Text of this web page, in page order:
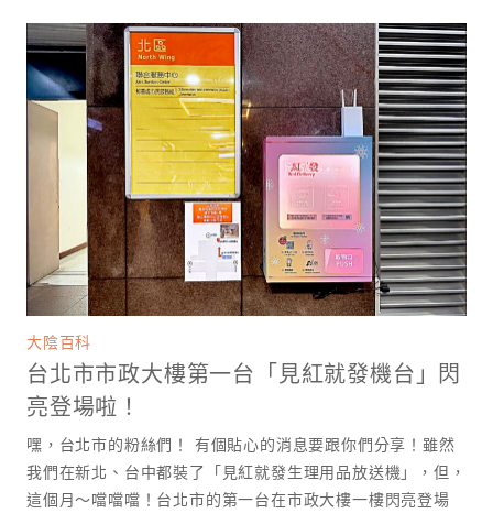
大陰百科
台北市市政大樓第一台「見紅就發機台」閃
亮登場啦！
嘿，台北市的粉絲們！ 有個貼心的消息要跟你們分享！雖然
我們在新北、台中都裝了「見紅就發生理用品放送機」，但，
這個月～噹噹噹！台北市的第一台在市政大樓一樓閃亮登場